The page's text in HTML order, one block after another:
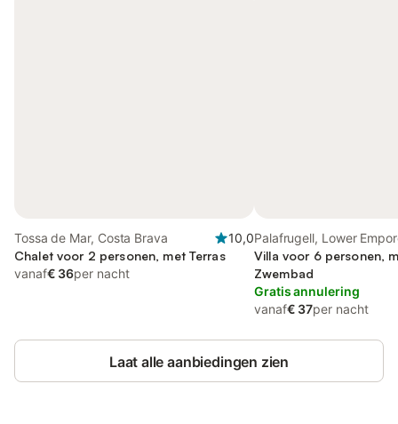
Tossa de Mar, Costa Brava
10,0
Chalet voor 2 personen, met Terras
vanaf€ 36per nacht
Palafrugell, Lower
Villa voor 6 personen,
Zwembad
Gratis annulering
vanaf€ 37per nacht
Laat alle aanbiedingen zien